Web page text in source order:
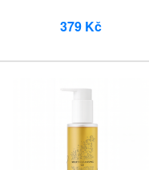
379 Kč